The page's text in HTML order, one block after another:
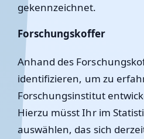
gekennzeichnet.
Forschungskoffer
Anhand des
identifizieren, um zu
Forschungsinstitut
Hierzu müsst Ihr im
auswählen, das sich